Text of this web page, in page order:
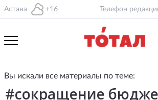
Астана +16 Телефон
Вы искали все материалы по теме: